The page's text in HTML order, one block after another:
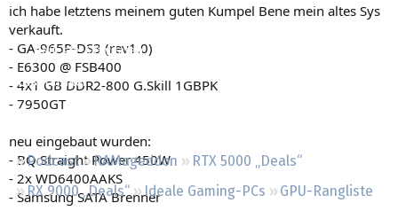
Neue Beiträge
Neueste Aktivitäten
Leserartikel
Regeln
Podcast RAMageddon
RTX 5000 „Deals“
RX 9000 „Deals“
Ideale Gaming-PCs
GPU-Rangliste
ich habe letztens meinem guten Kumpel Bene mein altes Sys
verkauft.
- GA-965P-DS3 (rev1.0)
- E6300 @ FSB400
- 4x1 GB DDR2-800 G.Skill 1GBPK
- 7950GT
neu eingebaut wurden:
- BQ Straight Power 450W
- 2x WD6400AAKS
- Samsung SATA Brenner